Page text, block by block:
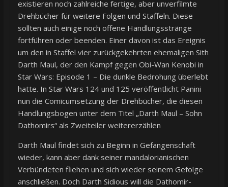
existieren noch zahlreiche fertige, aber unverfilmte
Drehbücher für weitere Folgen und Staffeln. Diese
sollten auch einige noch offene Handlungsstränge
fortführen oder beenden. Einer davon ist das Ereignis
um den in Staffel vier zurückgekehrten ehemaligen Sith
Darth Maul, der den Kampf gegen Obi-Wan Kenobi in
Star Wars: Episode 1 – Die dunkle Bedrohung überlebt
hatte. In Star Wars 124 und 125 veröffentlicht Panini
nun die Comicumsetzung der Drehbücher, die diesen
Handlungsbogen unter dem Titel „Darth Maul – Sohn
Dathomirs“ als Zweiteiler weitererzählen
Darth Maul findet sich zu Beginn in Gefangenschaft
wieder, kann aber dank seiner mandalorianischen
Verbündeten fliehen und sich wieder seinem Gefolge
anschließen. Doch Darth Sidious will die Dathomir-